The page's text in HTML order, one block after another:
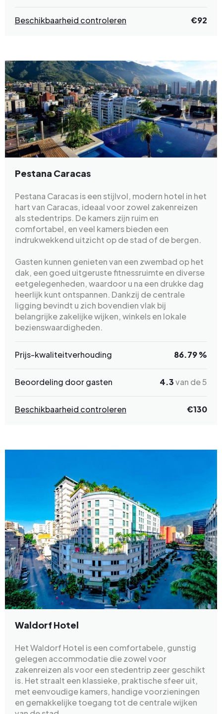
Beschikbaarheid controleren €92
Pestana Caracas
Pestana Caracas is een stijlvol, modern hotel in het
hart van Caracas, ideaal voor zowel zakenreizen
als stedentrips. De kamers zijn ruim en
comfortabel, en veel kamers bieden een
indrukwekkend uitzicht op de stad of de bergen.
Gasten kunnen genieten van een zwembad op het
dak, een goed uitgeruste fitnessruimte en diverse
eetgelegenheden, waardoor u na een drukke dag
heerlijk kunt ontspannen. Dankzij de centrale
ligging bevindt u zich bovendien vlak bij
belangrijke zakelijke wijken, winkels en lokale
bezienswaardigheden.
Prijs-kwaliteitverhouding 86.79 %
Beoordeling door gasten 4.3van de 5
Beschikbaarheid controleren €130
Waldorf Hotel
Het Waldorf Hotel is een comfortabele, gunstig
gelegen accommodatie die zowel voor
zakenreizen als voor een stedentrip zeer geschikt
is. Het straalt een klassieke, praktische sfeer uit,
met eenvoudige kamers, handige voorzieningen
en gemakkelijke toegang tot de centrale wijken